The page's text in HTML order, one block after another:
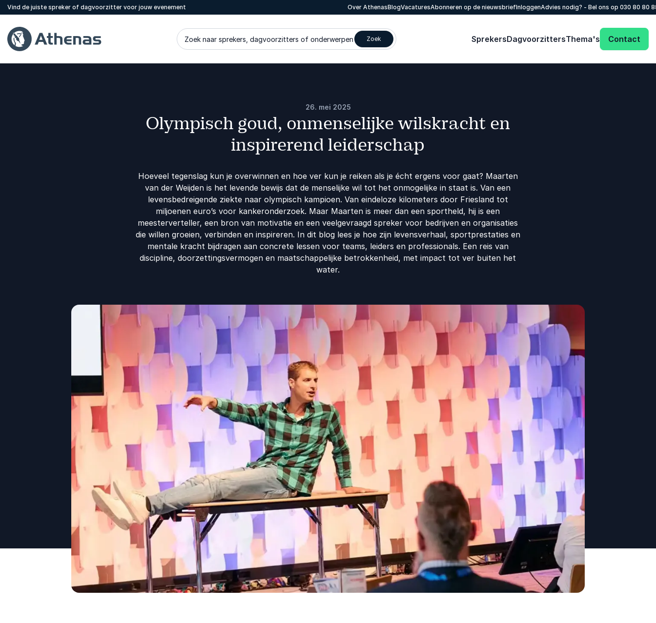
Vind de juiste spreker of dagvoorzitter voor jouw evenement Over AthenasBlogVacaturesAbonneren op de nieuwsbriefInloggenAdvies nodig? - Bel ons op 030 80 80
Zoek naar sprekers, dagvoorzitters of onderwerpen Zoek SprekersDagvoorzittersThema's Contact
26. mei 2025
Olympisch goud, onmenselijke wilskracht en
inspirerend leiderschap
Hoeveel tegenslag kun je overwinnen en hoe ver kun je reiken als je écht ergens voor gaat? Maarten
van der Weijden is het levende bewijs dat de menselijke wil tot het onmogelijke in staat is. Van een
levensbedreigende ziekte naar olympisch kampioen. Van eindeloze kilometers door Friesland tot
miljoenen euro’s voor kankeronderzoek. Maar Maarten is meer dan een sportheld, hij is een
meesterverteller, een bron van motivatie en een veelgevraagd spreker voor bedrijven en organisaties
die willen groeien, verbinden en inspireren. In dit blog lees je hoe zijn levensverhaal, sportprestaties en
mentale kracht bijdragen aan concrete lessen voor teams, leiders en professionals. Een reis van
discipline, doorzettingsvermogen en maatschappelijke betrokkenheid, met impact tot ver buiten het
water.